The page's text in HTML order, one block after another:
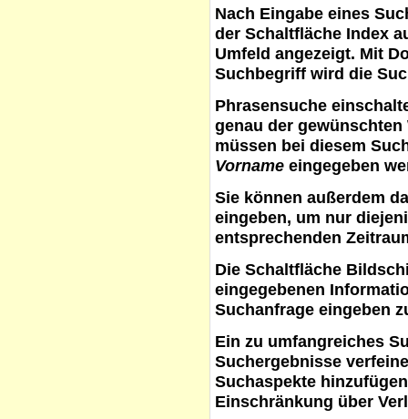
Nach Eingabe eines
der Schaltfläche Index
Umfeld angezeigt. Mit
Suchbegriff wird die
Phrasensuche
genau der
müssen bei diesem
Vorname eingegeben
Sie können außerdem
eingeben, um nur
entsprechenden
Die Schaltfläche
eingegebenen
Suchanfrage eingeben
Ein zu umfangreiches
Suchergebnisse
Suchaspekte
Einschränkung über